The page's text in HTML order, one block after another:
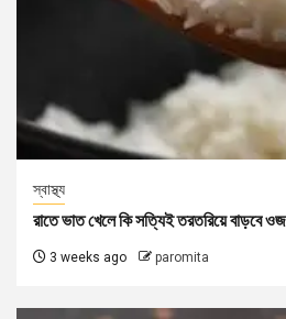
স্বাস্থ্য
রাতে ভাত খেলে কি সত্যিই তরতরিয়ে বাড়বে
3 weeks ago paromita